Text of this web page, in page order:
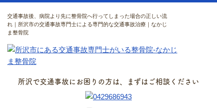
交通事故後、病院より先に整骨院へ行ってしまった場合の正しい流
れ｜所沢市の交通事故専門士による専門的な交通事故治療｜なかじ
ま整骨院
所沢で交通事故にお困りの方は、まずはご相談ください